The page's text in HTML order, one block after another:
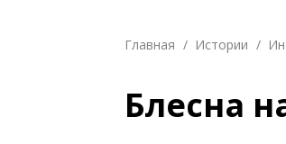
Главная Истории
Блесна